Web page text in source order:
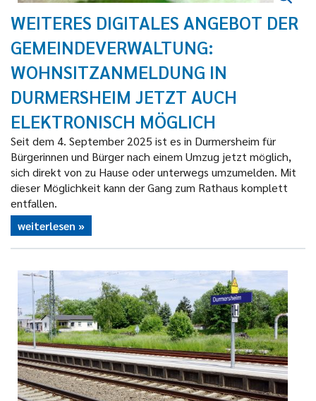
WEITERES DIGITALES ANGEBOT DER
GEMEINDEVERWALTUNG:
WOHNSITZANMELDUNG IN
DURMERSHEIM JETZT AUCH
ELEKTRONISCH MÖGLICH
Seit dem 4. September 2025 ist es in Durmersheim für
Bürgerinnen und Bürger nach einem Umzug jetzt möglich,
sich direkt von zu Hause oder unterwegs umzumelden. Mit
dieser Möglichkeit kann der Gang zum Rathaus komplett
entfallen.
weiterlesen